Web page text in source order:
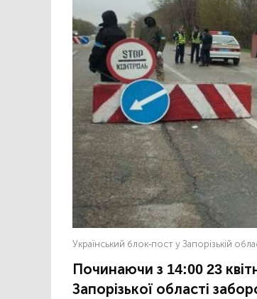
Український блок-пост у Запорізькій
Починаючи з 14:00 23
Запорізької області